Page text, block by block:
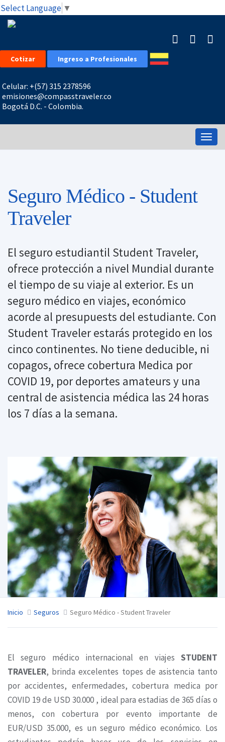
Select Language ▼
Cotizar Ingreso a Profesionales
Celular: +(57) 315 2378596
emisiones@compasstraveler.co
Bogotá D.C. - Colombia.
Seguro Médico - Student
Traveler
El seguro estudiantil Student Traveler,
ofrece protección a nivel Mundial durante
el tiempo de su viaje al exterior. Es un
seguro médico en viajes, económico
acorde al presupuests del estudiante. Con
Student Traveler estarás protegido en los
cinco continentes. No tiene deducible, ni
copagos, ofrece cobertura Medica por
COVID 19, por deportes amateurs y una
central de asistencia médica las 24 horas
los 7 días a la semana.
Inicio Seguros Seguro Médico - Student Traveler
El seguro médico internacional en viajes STUDENT
TRAVELER, brinda excelentes topes de asistencia tanto
por accidentes, enfermedades, cobertura medica por
COVID 19 de USD 30.000 , ideal para estadias de 365 días o
menos, con cobertura por evento importante de
EUR/USD 35.000, es un seguro médico económico. Los